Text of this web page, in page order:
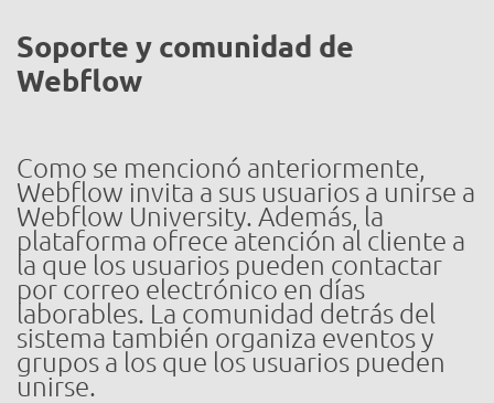
Soporte y comunidad de
Webflow
Como se mencionó anteriormente,
Webflow invita a sus usuarios a unirse a
Webflow University. Además, la
plataforma ofrece atención al cliente a
la que los usuarios pueden contactar
por correo electrónico en días
laborables. La comunidad detrás del
sistema también organiza eventos y
grupos a los que los usuarios pueden
unirse.